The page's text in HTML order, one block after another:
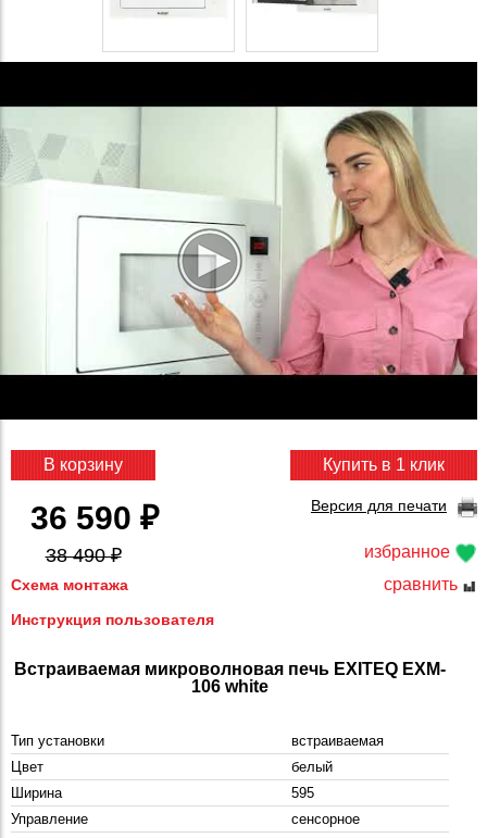
избранное
сравнить
В корзину
36 590 ₽
38 490 ₽
Купить в 1 клик
Версия для печати
Схема монтажа
Инструкция пользователя
Встраиваемая микроволновая печь EXITEQ EXM-
106 white
Тип установки
встраиваемая
Цвет
белый
Ширина
595
Управление
сенсорное